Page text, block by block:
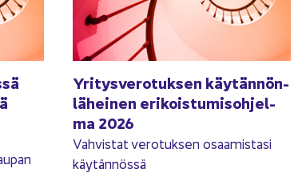
Yri­tys­ve­ro­tuk­sen käy­tän­nön­
lä­hei­nen eri­kois­tu­mis­oh­jel­
ma 2026
Vah­vis­tat ve­ro­tuk­sen osaa­mis­ta­si
käy­tän­nös­sä